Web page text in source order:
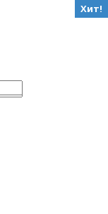
Хит!
Хит!
Хит!
Хит!
Хит!
Хит!